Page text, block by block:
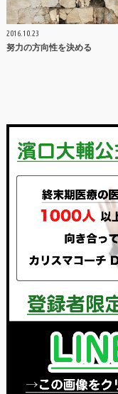
2016.10.23
努力の方向性を決める